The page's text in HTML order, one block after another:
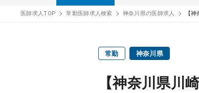
医師求人TOP 常勤医師求人検索 神奈川県の医師求人 【
常勤 神奈川県
【神奈川県川